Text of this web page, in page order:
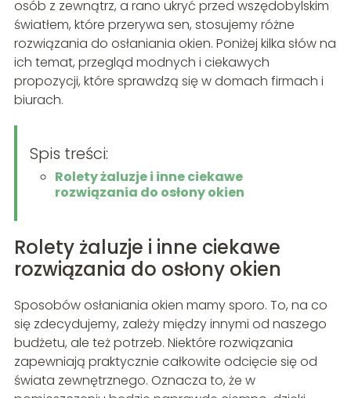
osób z zewnątrz, a rano ukryć przed wszędobylskim
światłem, które przerywa sen, stosujemy różne
rozwiązania do osłaniania okien. Poniżej kilka słów na
ich temat, przegląd modnych i ciekawych
propozycji, które sprawdzą się w domach firmach i
biurach.
Spis treści:
Rolety żaluzje i inne ciekawe
rozwiązania do osłony okien
Rolety żaluzje i inne ciekawe
rozwiązania do osłony okien
Sposobów osłaniania okien mamy sporo. To, na co
się zdecydujemy, zależy między innymi od naszego
budżetu, ale też potrzeb. Niektóre rozwiązania
zapewniają praktycznie całkowite odcięcie się od
świata zewnętrznego. Oznacza to, że w